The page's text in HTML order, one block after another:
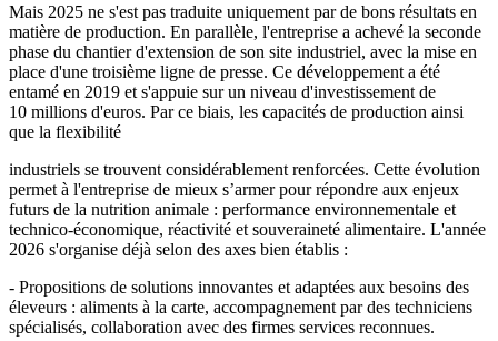
Mais 2025 ne s'est pas traduite uniquement par de bons résultats en
matière de production. En parallèle, l'entreprise a achevé la seconde
phase du chantier d'extension de son site industriel, avec la mise en
place d'une troisième ligne de presse. Ce développement a été
entamé en 2019 et s'appuie sur un niveau d'investissement de
10 millions d'euros. Par ce biais, les capacités de production ainsi
que la flexibilité
industriels se trouvent considérablement renforcées. Cette évolution
permet à l'entreprise de mieux s’armer pour répondre aux enjeux
futurs de la nutrition animale : performance environnementale et
technico-économique, réactivité et souveraineté alimentaire. L'année
2026 s'organise déjà selon des axes bien établis :
- Propositions de solutions innovantes et adaptées aux besoins des
éleveurs : aliments à la carte, accompagnement par des techniciens
spécialisés, collaboration avec des firmes services reconnues.